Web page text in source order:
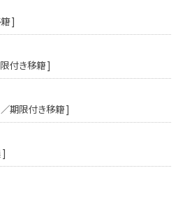
]
付き移籍 ]
期限付き移籍 ]
]